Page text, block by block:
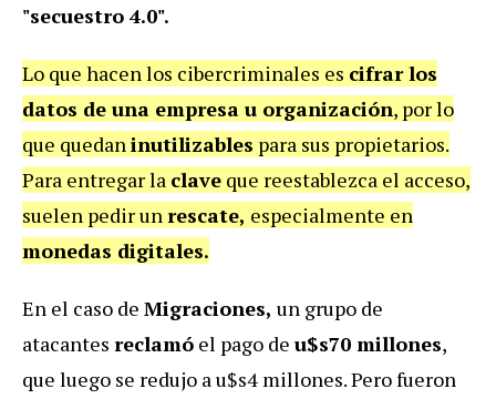
"secuestro 4.0".
Lo que hacen los cibercriminales es cifrar los
datos de una empresa u organización, por lo
que quedaninutilizables para sus propietarios.
Para entregar la clave que reestablezca el acceso,
suelen pedir unrescate, especialmente en
monedas digitales.
En el caso de Migraciones, un grupo de
atacantes reclamó el pago de u$s70 millones,
que luego se redujo a u$s4 millones. Pero fueron